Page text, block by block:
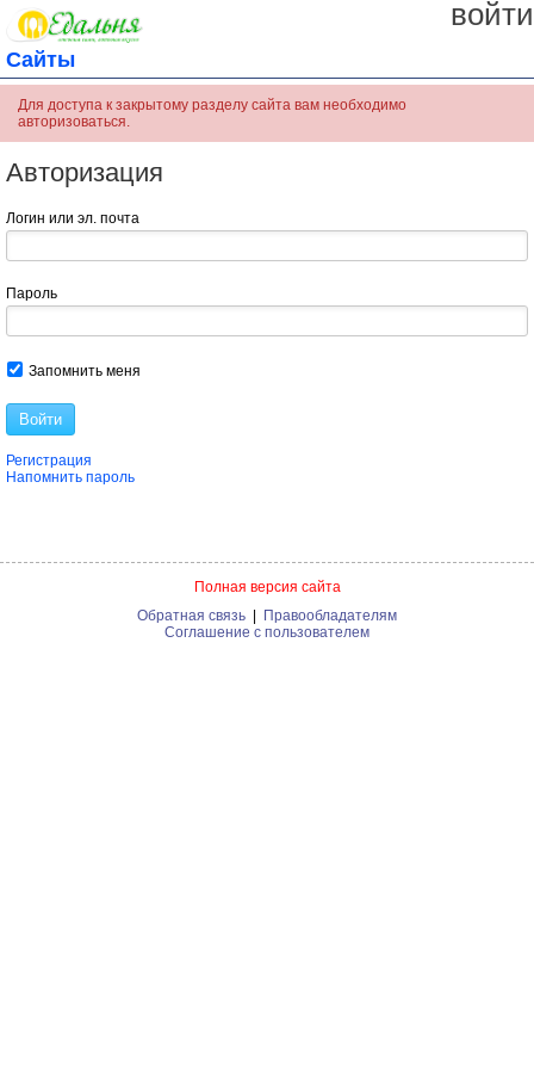
войти
Сайты
Для доступа к закрытому разделу сайта вам необходимо
авторизоваться.
Авторизация
Логин или эл. почта
Пароль
Запомнить меня
Войти
Регистрация
Напомнить пароль
Полная версия сайта
Обратная связь
Правообладателям
Соглашение с пользователем